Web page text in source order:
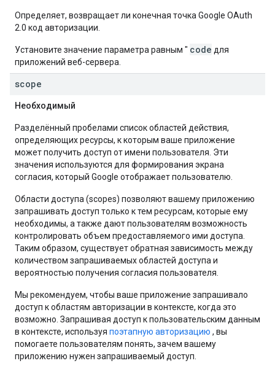
Определяет, возвращает ли конечная точка Google OAuth
2.0 код авторизации.
Установите значение параметра равным " code для
приложений веб-сервера.
scope
Необходимый
Разделённый пробелами список областей действия,
определяющих ресурсы, к которым ваше приложение
может получить доступ от имени пользователя. Эти
значения используются для формирования экрана
согласия, который Google отображает пользователю.
Области доступа (scopes) позволяют вашему приложению
запрашивать доступ только к тем ресурсам, которые ему
необходимы, а также дают пользователям возможность
контролировать объем предоставляемого ими доступа.
Таким образом, существует обратная зависимость между
количеством запрашиваемых областей доступа и
вероятностью получения согласия пользователя.
Мы рекомендуем, чтобы ваше приложение запрашивало
доступ к областям авторизации в контексте, когда это
возможно. Запрашивая доступ к пользовательским данным
в контексте, используя поэтапную авторизацию , вы
помогаете пользователям понять, зачем вашему
приложению нужен запрашиваемый доступ.